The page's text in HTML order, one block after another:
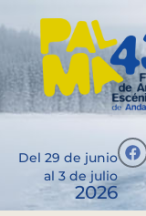
Del 29 de junio
al 3 de julio
2026